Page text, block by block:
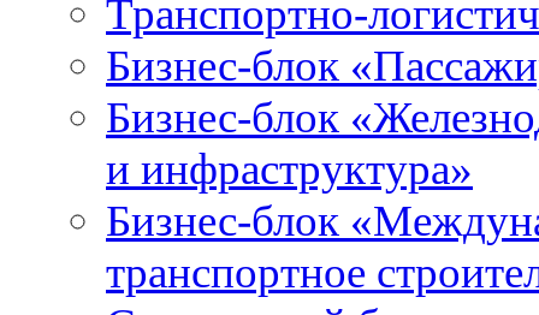
Транспортно-
Бизнес-блок
Бизнес-блок
и инфраструктура»
Бизнес-блок
транспортное